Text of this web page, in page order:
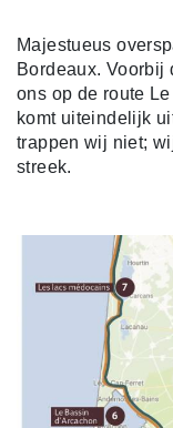
Majestueus
Bordeaux. Voorbij
ons op de route
komt uiteindelijk
trappen wij niet;
streek.